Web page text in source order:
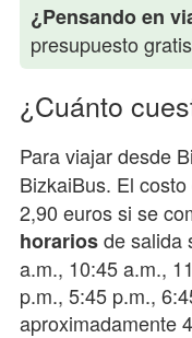
¿Pensando en
presupuesto
¿Cuánto
Para viajar desde
BizkaiBus. El costo
2,90 euros si se
horariosde salida
a.m., 10:45 a.m.,
p.m., 5:45 p.m.,
aproximadamente